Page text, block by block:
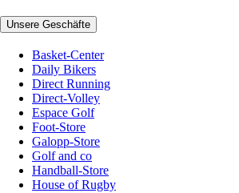
Unsere Geschäfte
Basket-Center
Daily Bikers
Direct Running
Direct-Volley
Espace Golf
Foot-Store
Galopp-Store
Golf and co
Handball-Store
House of Rugby